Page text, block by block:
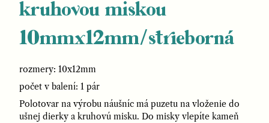
kruhovou miskou
10mmx12mm/strieborná
rozmery: 10x12mm
počet v balení: 1 pár
Polotovar na výrobu náušníc má puzetu na vloženie do
ušnej dierky a kruhovú misku. Do misky vlepíte kameň